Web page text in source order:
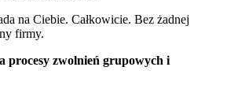
na Ciebie. Całkowicie. Bez żadnej
firmy.
procesy zwolnień grupowych i